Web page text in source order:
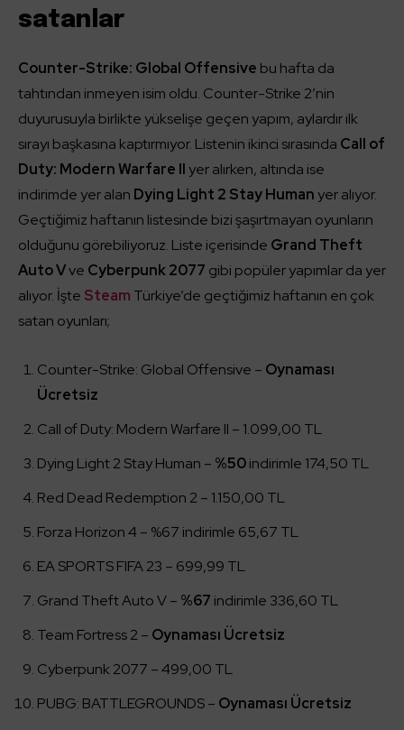
satanlar
Counter-Strike: Global Offensive bu hafta da
tahtından inmeyen isim oldu. Counter-Strike 2’nin
duyurusuyla birlikte yükselişe geçen yapım, aylardır ilk
sırayı başkasına kaptırmıyor. Listenin ikinci sırasında Call of
Duty: Modern Warfare II yer alırken, altında ise
indirimde yer alan Dying Light 2 Stay Human yer alıyor.
Geçtiğimiz haftanın listesinde bizi şaşırtmayan oyunların
olduğunu görebiliyoruz. Liste içerisinde Grand Theft
Auto Vve Cyberpunk 2077 gibi popüler yapımlar da yer
alıyor. İşte Steam Türkiye’de geçtiğimiz haftanın en çok
satan oyunları;
Counter-Strike: Global Offensive – Oynaması
Ücretsiz
Call of Duty: Modern Warfare II – 1.099,00 TL
Dying Light 2 Stay Human – %50indirimle 174,50 TL
Red Dead Redemption 2 – 1.150,00 TL
Forza Horizon 4 – %67 indirimle 65,67 TL
EA SPORTS FIFA 23 – 699,99 TL
Grand Theft Auto V – %67 indirimle 336,60 TL
Team Fortress 2 – Oynaması Ücretsiz
Cyberpunk 2077 – 499,00 TL
PUBG: BATTLEGROUNDS – Oynaması Ücretsiz